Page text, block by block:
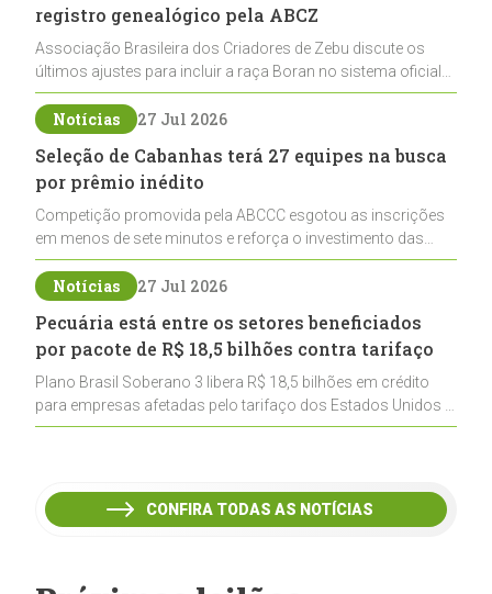
registro genealógico pela ABCZ
Associação Brasileira dos Criadores de Zebu discute os
últimos ajustes para incluir a raça Boran no sistema oficial
de registros, abrindo caminho para sua expansão na
pecuária nacional
Notícias 27 Jul 2026
Seleção de Cabanhas terá 27 equipes na busca
por prêmio inédito
Competição promovida pela ABCCC esgotou as inscrições
em menos de sete minutos e reforça o investimento das
cabanhas na seleção genética de Cavalos Crioulos voltados
ao laço
Notícias 27 Jul 2026
Pecuária está entre os setores beneficiados
por pacote de R$ 18,5 bilhões contra tarifaço
Plano Brasil Soberano 3 libera R$ 18,5 bilhões em crédito
para empresas afetadas pelo tarifaço dos Estados Unidos e
inclui a pecuária entre os setores estratégicos
CONFIRA TODAS AS NOTÍCIAS